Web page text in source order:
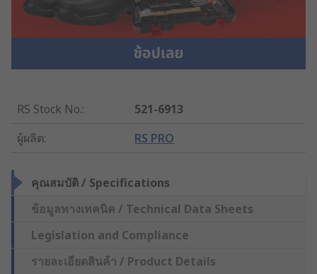
RS Stock No.:
521-6913
ผู้ผลิต: RS PRO
คุณสมบัติ / Specifications
ข้อมูลทางเทคนิค / Technical Data Sheets
Legislation and Compliance
รายละเอียดสินค้า / Product Details